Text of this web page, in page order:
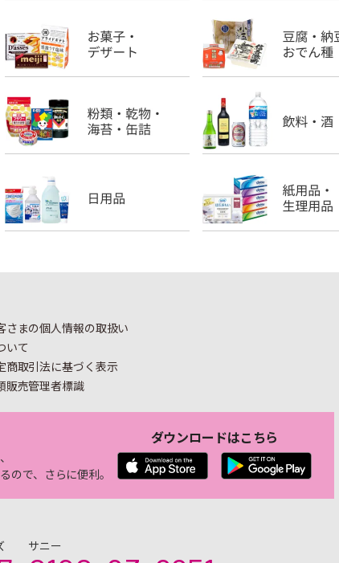
さまの個人情報の取扱い
いて
商取引法に基づく表示
販売管理者標識
ので、さらに便利。
ダウンロードはこちら
サニー